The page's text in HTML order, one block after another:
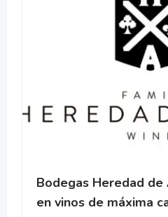
Bodegas Heredad de
en vinos de máxima